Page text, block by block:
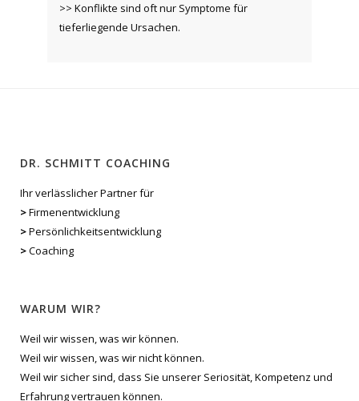
>> Konflikte sind oft nur Symptome für
tieferliegende Ursachen.
DR. SCHMITT COACHING
Ihr verlässlicher Partner für
>Firmenentwicklung
>Persönlichkeitsentwicklung
>Coaching
WARUM WIR?
Weil wir wissen, was wir können.
Weil wir wissen, was wir nicht können.
Weil wir sicher sind, dass Sie unserer Seriosität, Kompetenz und
Erfahrung vertrauen können.